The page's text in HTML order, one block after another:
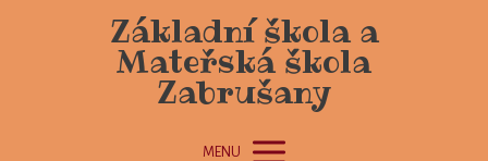
Základní škola a
Mateřská škola
Zabrušany
MENU